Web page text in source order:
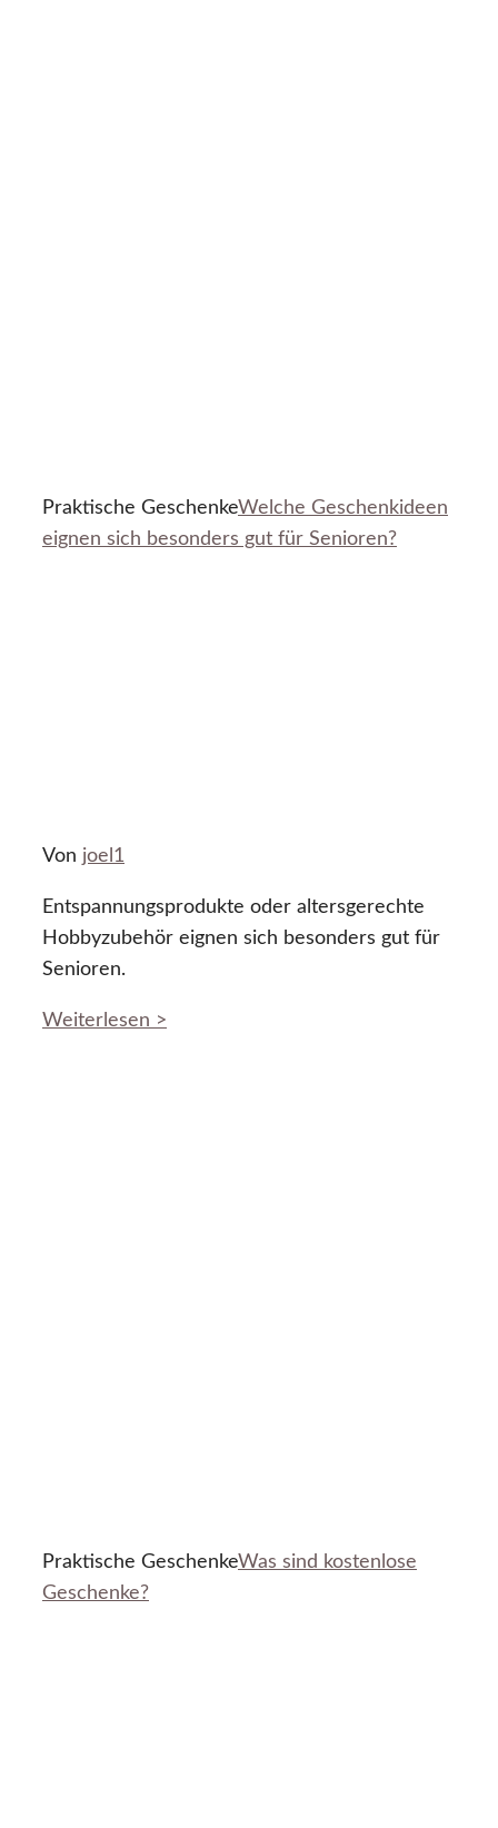
Praktische GeschenkeWelche Geschenkideen
eignen sich besonders gut für Senioren?
Von joel1
Entspannungsprodukte oder altersgerechte
Hobbyzubehör eignen sich besonders gut für
Senioren.
Weiterlesen >
Praktische GeschenkeWas sind kostenlose
Geschenke?